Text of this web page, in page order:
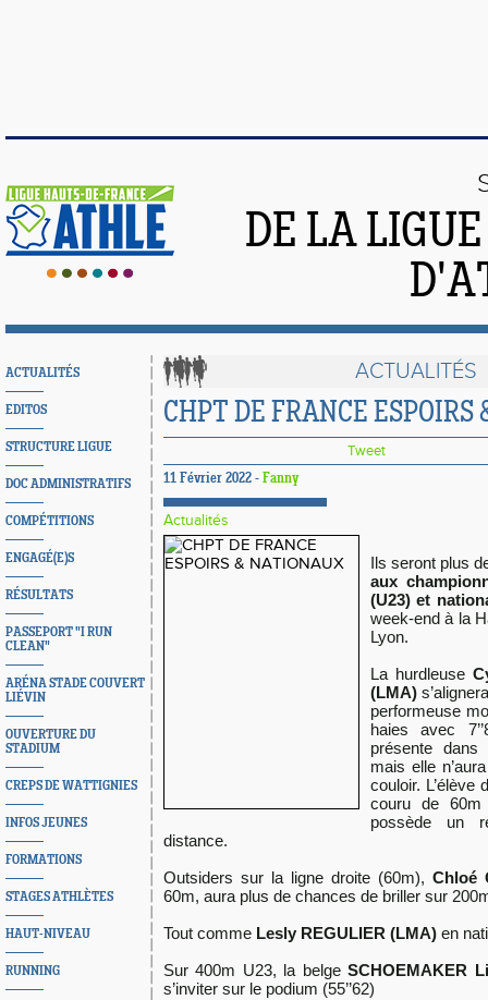
DE LA
ACTUALITÉS
EDITOS
STRUCTURE LIGUE
DOC ADMINISTRATIFS
COMPÉTITIONS
ENGAGÉ(E)S
RÉSULTATS
PASSEPORT "I RUN
CLEAN"
ARÉNA STADE COUVERT
LIÉVIN
OUVERTURE DU
STADIUM
CREPS DE WATTIGNIES
INFOS JEUNES
FORMATIONS
STAGES ATHLÈTES
HAUT-NIVEAU
RUNNING
ACTUALITÉS
CHPT DE FRANCE
Tweet
11 Février 2022 - Fanny
Actualités
Ils seront plus
aux
(U23) et
week-end à la
Lyon.
La hurdleuse
(LMA)
performeuse
haies avec
présente
mais elle
couloir. L’élève
couru de 60m
possède un
distance.
Outsiders sur la ligne droite (60m), Chloé
60m, aura plus de chances de briller sur
Tout comme Lesly REGULIER (LMA) en
Sur 400m U23, la belgeSCHOEMAKER
s’inviter sur le podium (55’’62)